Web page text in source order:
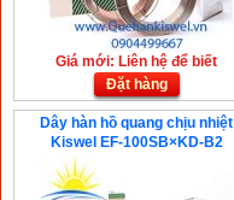
Giá mới: Liên hệ để biết
Đặt hàng
Dây hàn hồ quang chịu nhiệt
Kiswel EF-100SB×KD-B2